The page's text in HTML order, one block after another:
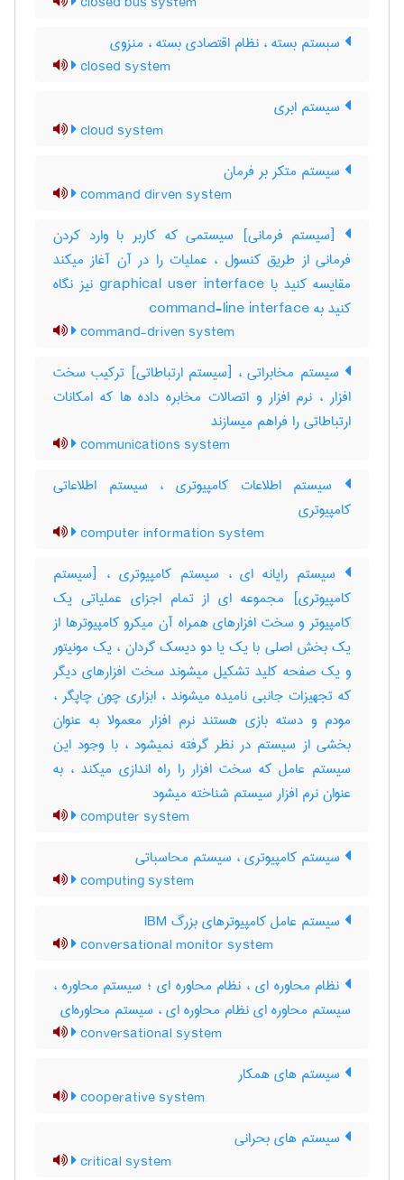
سبستم بسته ، نظام اقتصادی بسته ، منزوی
closed system
سیستم ابری
cloud system
سیستم متکر بر فرمان
command dirven system
[سیستم فرمانی] سیستمی که کاربر با وارد کردن
فرمانی از طریق کنسول ، عملیات را در آن آغاز میکند
مقایسه کنید با ‎graphical user interface نیز نگاه
کنید به ‎ command-line interface
command-driven system
سیستم مخابراتی ، [سیستم ارتباطاتی] ترکیب سخت
افزار ، نرم افزار و اتصالات مخابره داده ها که امکانات
ارتباطاتی را فراهم میسازند
communications system
سیستم اطلاعات کامپیوتری ، سیستم اطلاعاتی
کامپیوتری
computer information system
سیستم رایانه ای ، سیستم کامپیوتری ، [سیستم
کامپیوتری] مجموعه ای از تمام اجزای عملیاتی یک
کامپیوتر و سخت افزارهای همراه آن میکرو کامپیوترها از
یک بخش اصلی با یک یا دو دیسک گردان ، یک مونیتور
و یک صفحه کلید تشکیل میشوند سخت افزارهای دیگر
که تجهیزات جانبی نامیده میشوند ، ابزاری چون چاپگر ،
مودم و دسته بازی هستند نرم افزار معمولا به عنوان
بخشی از سیستم در نظر گرفته نمیشود ، با وجود این
سیستم عامل که سخت افزار را راه اندازی میکند ، به
عنوان نرم افزار سیستم شناخته میشود
computer system
سیستم کامپیوتری ، سیستم محاسباتی
computing system
سیستم عامل کامپیوترهای بزرگ IBM
conversational monitor system
نظام محاوره ای ، نظام محاوره ای ؛ سیستم محاوره ،
سیستم محاوره ای نظام محاوره ای ، سیستم محاوره‌ای
conversational system
سیستم های همکار
cooperative system
سیستم های بحرانی
critical system